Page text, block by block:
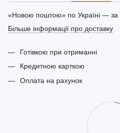
«Новою поштою» по Україні —
Більше інформації про доставку
Готівкою при отриманні
Кредитною карткою
Оплата на рахунок